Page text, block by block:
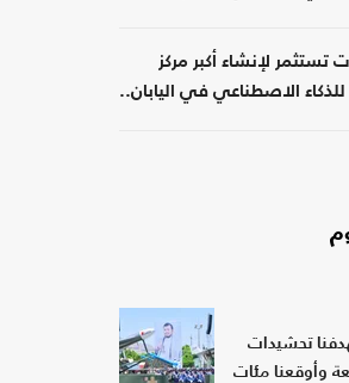
تستثمر لإنشاء أكبر مركز
للذكاء الاصطناعي في اليابان..
تحشيدات
وأوقعنا مئات